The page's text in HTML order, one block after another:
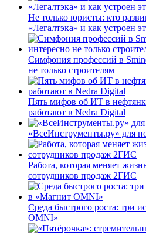
Не только юристы: кто
«Легалтэка» и как устроен
Симфония профессий в
не только строителям
Пять мифов об ИТ в
работают в Nedra Digital
«ВсеИнструменты.ру» для
Работа, которая меняет
сотрудников продаж 2ГИС
Среда быстрого роста: три
OMNI»